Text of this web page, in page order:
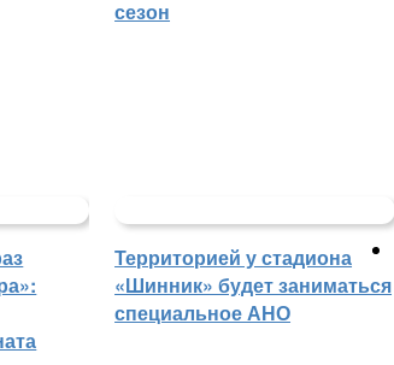
сезон
Территорией у стадиона
«Шинник» будет заниматься
специальное АНО